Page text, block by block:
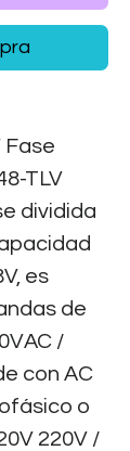
Fase
TLV
dividida
es
de
/
con AC
o
220V /